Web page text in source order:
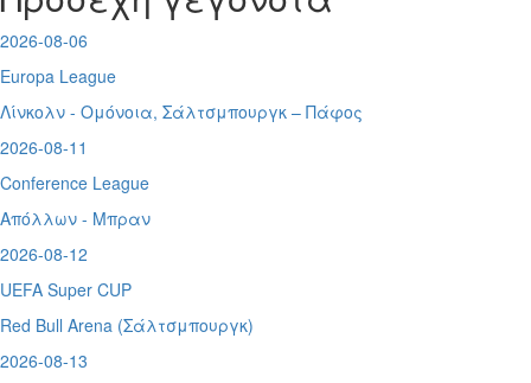
2026-08-06
Europa League
Λίνκολν - Ομόνοια, Σάλτσμπουργκ – Πάφος
2026-08-11
Conference League
Απόλλων - Μπραν
2026-08-12
UEFA Super CUP
Red Bull Arena (Σάλτσμπουργκ)
2026-08-13